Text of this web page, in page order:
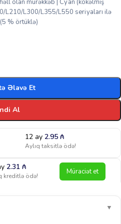
olan mürəkkəb | Cyan (kökəlmiş
L210/L300/L355/L550 seriyaları ilə
% örtüklə)
Əlavə Et
Al
12 ay 2.95 ₼
Aylıq taksitlə ödə!
2.31₼
kreditlə ödə! Müraciət et
▼